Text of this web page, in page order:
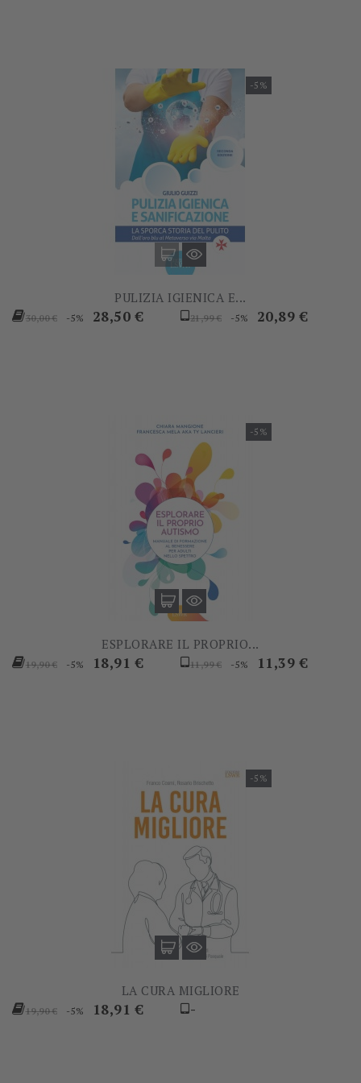
-5%
PULIZIA IGIENICA E...
Prezzo
30,00 € -5% Prezzo
28,50 €
Prezzo
21,99 € -5% Prezzo
20,89 €
-5%
ESPLORARE IL PROPRIO...
Prezzo
19,90 € -5% Prezzo
18,91 €
Prezzo
11,99 € -5% Prezzo
11,39 €
-5%
LA CURA MIGLIORE
Prezzo
19,90 € -5% Prezzo
18,91 € -